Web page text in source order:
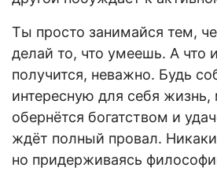
Ты просто занимайся тем,
делай то, что умеешь. А что
получится, неважно. Будь
интересную для себя
обернётся богатством и
ждёт полный провал.
но придерживаясь